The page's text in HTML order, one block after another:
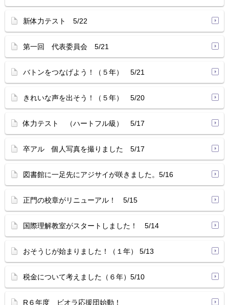
新体力テスト 5/22
第一回 代表委員会 5/21
バトンをつなげよう！（５年） 5/21
きれいな声を出そう！（５年） 5/20
体力テスト （ハートフル級） 5/17
卒アル 個人写真を撮りました 5/17
図書館に一足先にアジサイが咲きました。5/16
正門の校章がリニューアル！ 5/15
国際理解教室がスタートしました！ 5/14
おそうじが始まりました！（１年） 5/13
税金について考えました（６年）5/10
R６年度 ビオラ応援団始動！